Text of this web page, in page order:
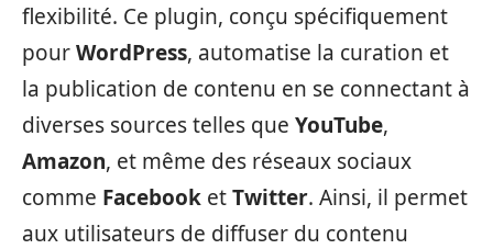
flexibilité. Ce plugin, conçu spécifiquement
pourWordPress, automatise la curation et
la publication de contenu en se connectant à
diverses sources telles que YouTube,
Amazon, et même des réseaux sociaux
comme Facebook etTwitter. Ainsi, il permet
aux utilisateurs de diffuser du contenu